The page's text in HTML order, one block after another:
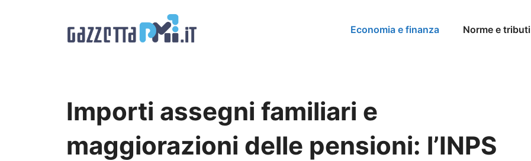
Economia e finanza Norme e tributi
Importi assegni familiari e
maggiorazioni delle pensioni: l’INPS